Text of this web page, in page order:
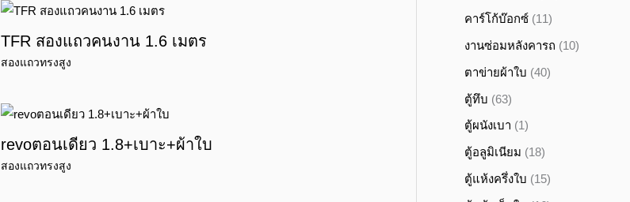
TFR สองแถวคนงาน 1.6 เมตร
สองแถวทรงสูง
revoตอนเดียว 1.8+เบาะ+ผ้าใบ
สองแถวทรงสูง
คาร์โก้บ๊อกซ์ (11)
งานซ่อมหลังคารถ (10)
ตาข่ายผ้าใบ (40)
ตู้ทึบ (63)
ตู้ผนังเบา (1)
ตู้อลูมิเนียม (18)
ตู้แห้งครึ่งใบ (15)